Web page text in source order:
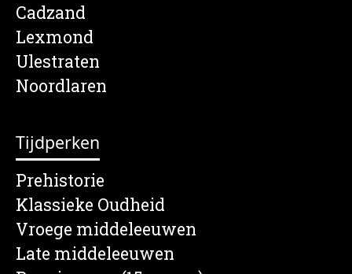
Cadzand
Lexmond
Ulestraten
Noordlaren
Tijdperken
Prehistorie
Klassieke Oudheid
Vroege middeleeuwen
Late middeleeuwen